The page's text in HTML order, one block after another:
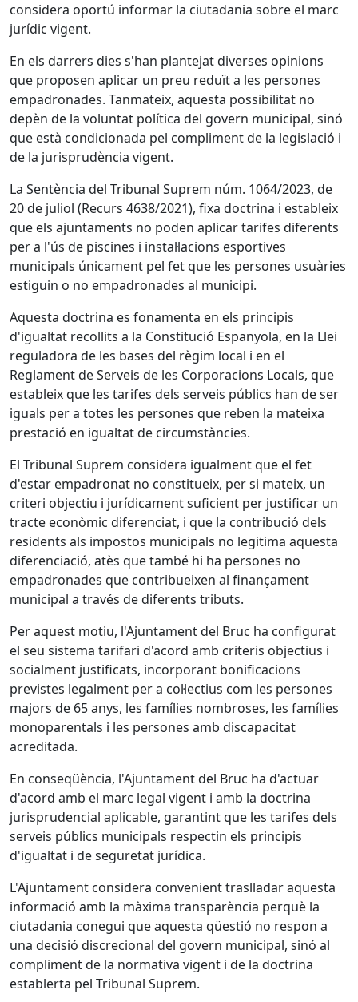
considera oportú informar la ciutadania sobre el marc
jurídic vigent.
En els darrers dies s'han plantejat diverses opinions
que proposen aplicar un preu reduït a les persones
empadronades. Tanmateix, aquesta possibilitat no
depèn de la voluntat política del govern municipal, sinó
que està condicionada pel compliment de la legislació i
de la jurisprudència vigent.
La Sentència del Tribunal Suprem núm. 1064/2023, de
20 de juliol (Recurs 4638/2021), fixa doctrina i estableix
que els ajuntaments no poden aplicar tarifes diferents
per a l'ús de piscines i instal·lacions esportives
municipals únicament pel fet que les persones usuàries
estiguin o no empadronades al municipi.
Aquesta doctrina es fonamenta en els principis
d'igualtat recollits a la Constitució Espanyola, en la Llei
reguladora de les bases del règim local i en el
Reglament de Serveis de les Corporacions Locals, que
estableix que les tarifes dels serveis públics han de ser
iguals per a totes les persones que reben la mateixa
prestació en igualtat de circumstàncies.
El Tribunal Suprem considera igualment que el fet
d'estar empadronat no constitueix, per si mateix, un
criteri objectiu i jurídicament suficient per justificar un
tracte econòmic diferenciat, i que la contribució dels
residents als impostos municipals no legitima aquesta
diferenciació, atès que també hi ha persones no
empadronades que contribueixen al finançament
municipal a través de diferents tributs.
Per aquest motiu, l'Ajuntament del Bruc ha configurat
el seu sistema tarifari d'acord amb criteris objectius i
socialment justificats, incorporant bonificacions
previstes legalment per a col·lectius com les persones
majors de 65 anys, les famílies nombroses, les famílies
monoparentals i les persones amb discapacitat
acreditada.
En conseqüència, l'Ajuntament del Bruc ha d'actuar
d'acord amb el marc legal vigent i amb la doctrina
jurisprudencial aplicable, garantint que les tarifes dels
serveis públics municipals respectin els principis
d'igualtat i de seguretat jurídica.
L'Ajuntament considera convenient traslladar aquesta
informació amb la màxima transparència perquè la
ciutadania conegui que aquesta qüestió no respon a
una decisió discrecional del govern municipal, sinó al
compliment de la normativa vigent i de la doctrina
establerta pel Tribunal Suprem.